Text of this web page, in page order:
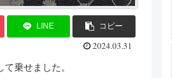
LINE コピー
2024.03.31
乗せました。